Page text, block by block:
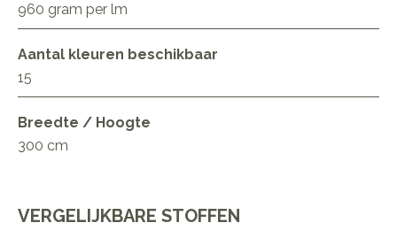
960 gram per lm
Aantal kleuren beschikbaar
15
Breedte / Hoogte
300 cm
VERGELIJKBARE STOFFEN